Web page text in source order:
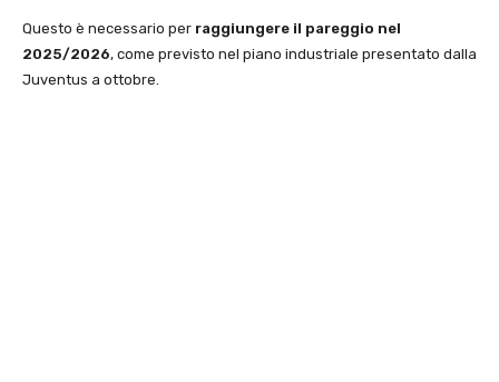
Questo è necessario per raggiungere il pareggio nel
2025/2026, come previsto nel piano industriale presentato dalla
Juventus a ottobre.